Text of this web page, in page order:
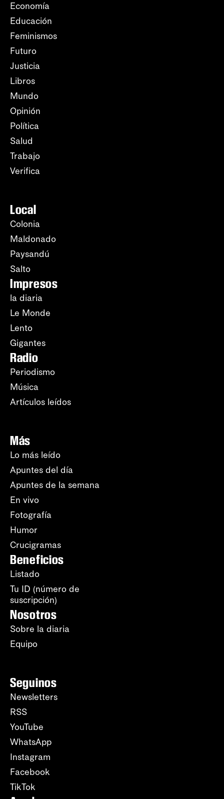
Economía
Educación
Feminismos
Futuro
Justicia
Libros
Mundo
Opinión
Política
Salud
Trabajo
Verifica
Local
Colonia
Maldonado
Paysandú
Salto
Impresos
la diaria
Le Monde
Lento
Gigantes
Radio
Periodismo
Música
Artículos leídos
Más
Lo más leído
Apuntes del día
Apuntes de la semana
En vivo
Fotografía
Humor
Crucigramas
Beneficios
Listado
Tu ID (número de
suscripción)
Nosotros
Sobre la diaria
Equipo
Seguinos
Newsletters
RSS
YouTube
WhatsApp
Instagram
Facebook
TikTok